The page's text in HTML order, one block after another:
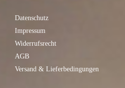
Datenschutz
Impressum
Widerrufsrecht
AGB
Versand & Lieferbedingungen